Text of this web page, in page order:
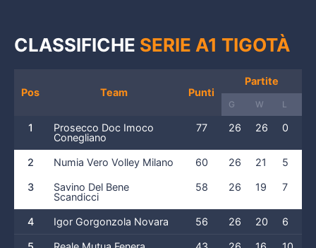
CLASSIFICHE SERIE A1 TIGOTÀ
Pos Team Punti
Partite
G W L
1
Prosecco Doc Imoco
Conegliano
77 26 26 0
2 Numia Vero Volley Milano 60 26 21 5
3
Savino Del Bene
Scandicci
58 26 19 7
4 Igor Gorgonzola Novara 56 26 20 6